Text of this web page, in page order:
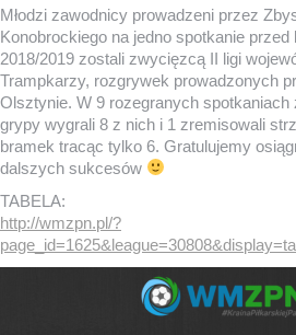
Młodzi zawodnicy prowadzeni przez
Konobrockiego na jedno spotkanie
2018/2019 zostali zwycięzcą II ligi
Trampkarzy, rozgrywek prowadzonych
Olsztynie. W 9 rozegranych spotkaniach
grypy wygrali 8 z nich i 1 zremisowali
bramek tracąc tylko 6. Gratulujemy
dalszych sukcesów
TABELA:
http://wmzpn.pl/?